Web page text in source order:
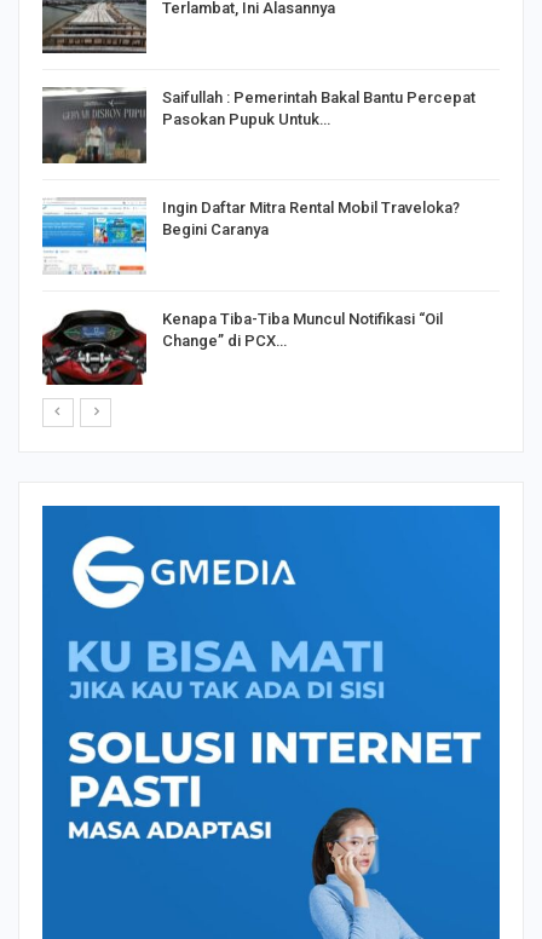
Terlambat, Ini Alasannya
Saifullah : Pemerintah Bakal Bantu Percepat
Pasokan Pupuk Untuk…
Ingin Daftar Mitra Rental Mobil Traveloka?
Begini Caranya
Kenapa Tiba-Tiba Muncul Notifikasi “Oil
Change” di PCX…